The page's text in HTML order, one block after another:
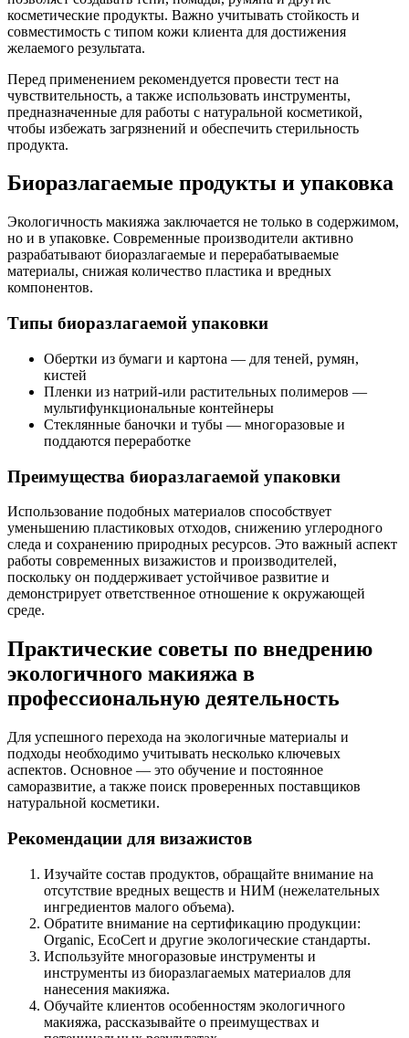
косметические продукты. Важно учитывать стойкость и
совместимость с типом кожи клиента для достижения
желаемого результата.
Перед применением рекомендуется провести тест на
чувствительность, а также использовать инструменты,
предназначенные для работы с натуральной косметикой,
чтобы избежать загрязнений и обеспечить стерильность
продукта.
Биоразлагаемые продукты и упаковка
Экологичность макияжа заключается не только в содержимом,
но и в упаковке. Современные производители активно
разрабатывают биоразлагаемые и перерабатываемые
материалы, снижая количество пластика и вредных
компонентов.
Типы биоразлагаемой упаковки
Обертки из бумаги и картона — для теней, румян,
кистей
Пленки из натрий-или растительных полимеров —
мультифункциональные контейнеры
Стеклянные баночки и тубы — многоразовые и
поддаются переработке
Преимущества биоразлагаемой упаковки
Использование подобных материалов способствует
уменьшению пластиковых отходов, снижению углеродного
следа и сохранению природных ресурсов. Это важный аспект
работы современных визажистов и производителей,
поскольку он поддерживает устойчивое развитие и
демонстрирует ответственное отношение к окружающей
среде.
Практические советы по внедрению
экологичного макияжа в
профессиональную деятельность
Для успешного перехода на экологичные материалы и
подходы необходимо учитывать несколько ключевых
аспектов. Основное — это обучение и постоянное
саморазвитие, а также поиск проверенных поставщиков
натуральной косметики.
Рекомендации для визажистов
Изучайте состав продуктов, обращайте внимание на
отсутствие вредных веществ и НИМ (нежелательных
ингредиентов малого объема).
Обратите внимание на сертификацию продукции:
Organic, EcoCert и другие экологические стандарты.
Используйте многоразовые инструменты и
инструменты из биоразлагаемых материалов для
нанесения макияжа.
Обучайте клиентов особенностям экологичного
макияжа, рассказывайте о преимуществах и